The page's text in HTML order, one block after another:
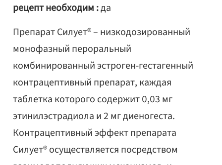
рецепт необходим :да
Препарат Силует® – низкодозированный
монофазный пероральный
комбинированный эстроген-гестагенный
контрацептивный препарат, каждая
таблетка которого содержит 0,03 мг
этинилэстрадиола и 2 мг диеногеста.
Контрацептивный эффект препарата
Силует® осуществляется посредством